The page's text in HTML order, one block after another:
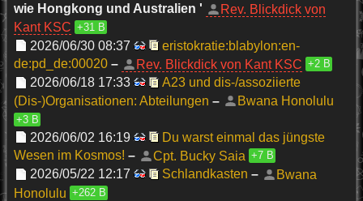
wie Hongkong und Australien '
Rev. Blickdick von
Kant KSC +31 B
2026/06/30 08:37
eristokratie:blabylon:en-
de:pd_de:00020 – Rev. Blickdick von Kant KSC +2 B
2026/06/18 17:33
A23 und dis-/assoziierte
(Dis-)Organisationen: Abteilungen – Bwana Honolulu
+3 B
2026/06/02 16:19
Du warst einmal das jüngste
Wesen im Kosmos! – Cpt. Bucky Saia +7 B
2026/05/22 12:17 Schlandkasten –
Bwana
Honolulu +262 B